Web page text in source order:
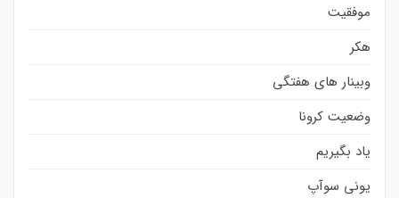
موفقیت
هکر
وبینار های هفتگی
وضعیت کرونا
یاد بگیریم
یونی سوآپ